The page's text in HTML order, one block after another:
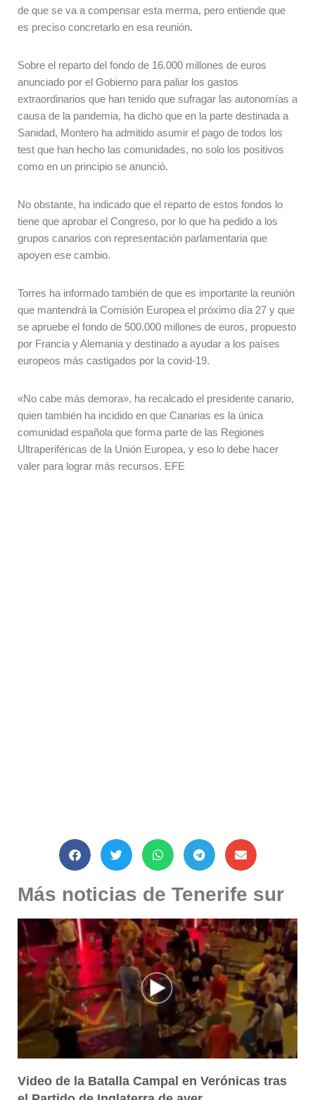
de que se va a compensar esta merma, pero entiende que
es preciso concretarlo en esa reunión.
Sobre el reparto del fondo de 16.000 millones de euros
anunciado por el Gobierno para paliar los gastos
extraordinarios que han tenido que sufragar las autonomías a
causa de la pandemia, ha dicho que en la parte destinada a
Sanidad, Montero ha admitido asumir el pago de todos los
test que han hecho las comunidades, no solo los positivos
como en un principio se anunció.
No obstante, ha indicado que el reparto de estos fondos lo
tiene que aprobar el Congreso, por lo que ha pedido a los
grupos canarios con representación parlamentaria que
apoyen ese cambio.
Torres ha informado también de que es importante la reunión
que mantendrá la Comisión Europea el próximo día 27 y que
se apruebe el fondo de 500.000 millones de euros, propuesto
por Francia y Alemania y destinado a ayudar a los países
europeos más castigados por la covid-19.
«No cabe más demora», ha recalcado el presidente canario,
quien también ha incidido en que Canarias es la única
comunidad española que forma parte de las Regiones
Ultraperiféricas de la Unión Europea, y eso lo debe hacer
valer para lograr más recursos. EFE
Más noticias de Tenerife sur
Video de la Batalla Campal en Verónicas tras